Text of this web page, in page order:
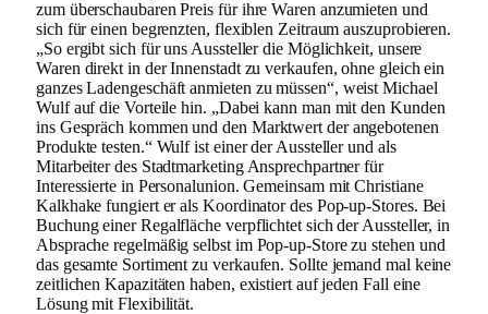
zum überschaubaren Preis für ihre Waren anzumieten und
sich für einen begrenzten, flexiblen Zeitraum auszuprobieren.
„So ergibt sich für uns Aussteller die Möglichkeit, unsere
Waren direkt in der Innenstadt zu verkaufen, ohne gleich ein
ganzes Ladengeschäft anmieten zu müssen“, weist Michael
Wulf auf die Vorteile hin. „Dabei kann man mit den Kunden
ins Gespräch kommen und den Marktwert der angebotenen
Produkte testen.“ Wulf ist einer der Aussteller und als
Mitarbeiter des Stadtmarketing Ansprechpartner für
Interessierte in Personalunion. Gemeinsam mit Christiane
Kalkhake fungiert er als Koordinator des Pop-up-Stores. Bei
Buchung einer Regalfläche verpflichtet sich der Aussteller, in
Absprache regelmäßig selbst im Pop-up-Store zu stehen und
das gesamte Sortiment zu verkaufen. Sollte jemand mal keine
zeitlichen Kapazitäten haben, existiert auf jeden Fall eine
Lösung mit Flexibilität.